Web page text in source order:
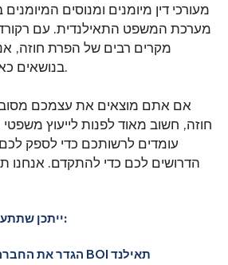
מעורכי דין מיומנים ומנוסים המיומנים
מערכת המשפט התאילנדית. עם
מקרים רבים של הפרת חוזה,
בנושאים כאלה בביטחון וביעילות.
אם אתם מוצאים את עצמכם
חוזה, חשוב מאוד לפנות לייעוץ משפטי
עומדים לרשותכם כדי לספק
הדרושים לכם כדי להתקדם. אנחנו
ייתכן שתתעניין במשאבים הבאים:
הגדר את החברה התאילנדית שלך עם BOI תאילנד